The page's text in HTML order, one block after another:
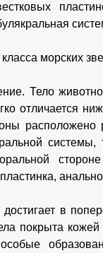
морских
Тело
отличается
в
покрыта